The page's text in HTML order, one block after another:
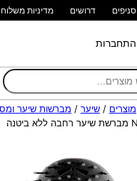
סניפים דרושים מדיניות
התחברות
מוצרים / שיער / מברשות שיער